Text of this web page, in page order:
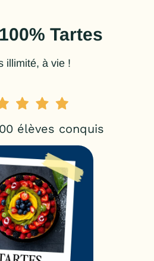
Tartes
illimité, à vie !
élèves conquis